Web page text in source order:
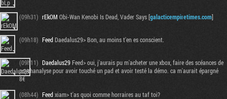
(09h31) rEkOM Obi-Wan Kenobi Is Dead, Vader Says [galacticempiretimes.com]
(09h18) FeedDaedalus29> Bon, au moins t'en es conscient.
(09h11) Daedalus29Feed> oui, j'aurais pu m'acheter une xbox, faire des scéances de
psychanalyse pour avoir touché un pad et avoir testé la démo. ca m'aurait épargné
8€
(08h44) Feedxiam> t'as quoi comme horraires au taf toi?